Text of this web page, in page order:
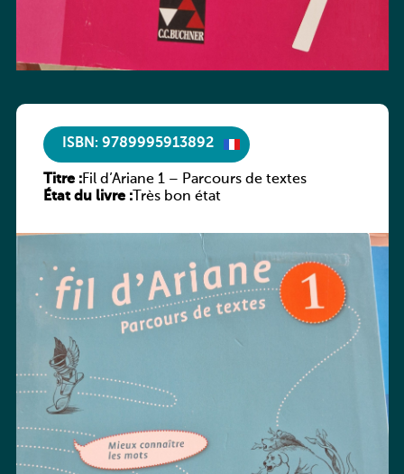
ISBN: 9789995913892
Titre :Fil d’Ariane 1 – Parcours de textes
État du livre :Très bon état